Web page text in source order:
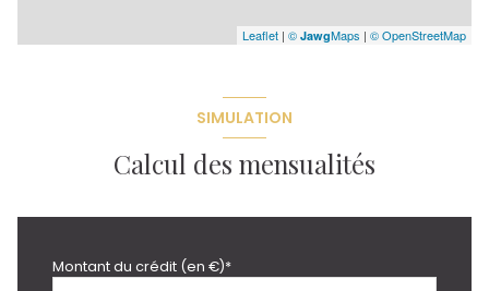
Leaflet | © JawgMaps | © OpenStreetMap
SIMULATION
Calcul des mensualités
Montant du crédit (en €)*